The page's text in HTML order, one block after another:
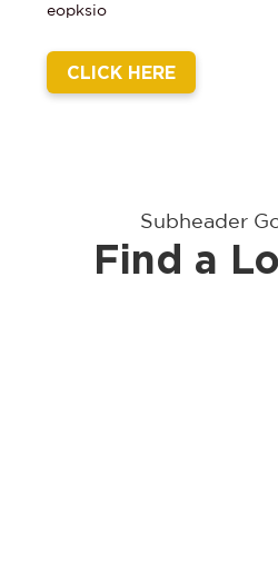
eopksio
CLICK HERE
Subheader
Find a